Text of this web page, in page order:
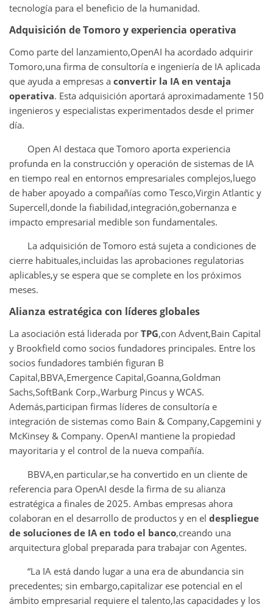
tecnología para el beneficio de la humanidad.
Adquisición de Tomoro y experiencia operativa
Como parte del lanzamiento,OpenAI ha acordado adquirir
Tomoro,una firma de consultoría e ingeniería de IA aplicada
que ayuda a empresas a convertir la IA en ventaja
operativa. Esta adquisición aportará aproximadamente 150
ingenieros y especialistas experimentados desde el primer
día.
Open AI destaca que Tomoro aporta experiencia
profunda en la construcción y operación de sistemas de IA
en tiempo real en entornos empresariales complejos,luego
de haber apoyado a compañías como Tesco,Virgin Atlantic y
Supercell,donde la fiabilidad,integración,gobernanza e
impacto empresarial medible son fundamentales.
La adquisición de Tomoro está sujeta a condiciones de
cierre habituales,incluidas las aprobaciones regulatorias
aplicables,y se espera que se complete en los próximos
meses.
Alianza estratégica con líderes globales
La asociación está liderada por TPG,con Advent,Bain Capital
y Brookfield como socios fundadores principales. Entre los
socios fundadores también figuran B
Capital,BBVA,Emergence Capital,Goanna,Goldman
Sachs,SoftBank Corp.,Warburg Pincus y WCAS.
Además,participan firmas líderes de consultoría e
integración de sistemas como Bain & Company,Capgemini y
McKinsey & Company. OpenAI mantiene la propiedad
mayoritaria y el control de la nueva compañía.
BBVA,en particular,se ha convertido en un cliente de
referencia para OpenAI desde la firma de su alianza
estratégica a finales de 2025. Ambas empresas ahora
colaboran en el desarrollo de productos y en el despliegue
de soluciones de IA en todo el banco,creando una
arquitectura global preparada para trabajar con Agentes.
“La IA está dando lugar a una era de abundancia sin
precedentes; sin embargo,capitalizar ese potencial en el
ámbito empresarial requiere el talento,las capacidades y los